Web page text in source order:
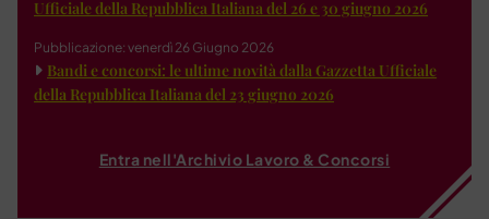
Ufficiale della Repubblica Italiana del 26 e 30 giugno 2026
Pubblicazione: venerdì 26 Giugno 2026
Bandi e concorsi: le ultime novità dalla Gazzetta Ufficiale
della Repubblica Italiana del 23 giugno 2026
Entra nell'Archivio Lavoro & Concorsi